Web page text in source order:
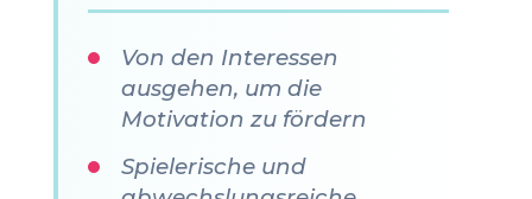
Von den Interessen
ausgehen, um die
Motivation zu fördern
Spielerische und